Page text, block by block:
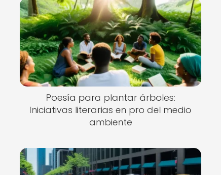
Poesía para plantar árboles:
Iniciativas literarias en pro del medio
ambiente